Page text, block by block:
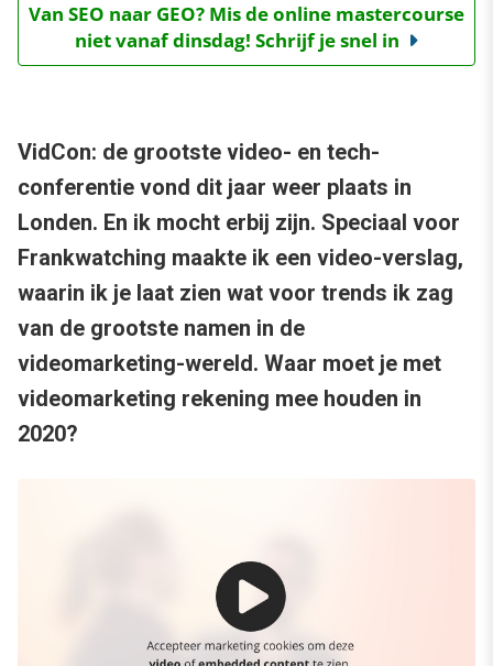
Van SEO naar GEO? Mis de online mastercourse
niet vanaf dinsdag! Schrijf je snel in
VidCon: de grootste video- en tech-
conferentie vond dit jaar weer plaats in
Londen. En ik mocht erbij zijn. Speciaal voor
Frankwatching maakte ik een video-verslag,
waarin ik je laat zien wat voor trends ik zag
van de grootste namen in de
videomarketing-wereld. Waar moet je met
videomarketing rekening mee houden in
2020?